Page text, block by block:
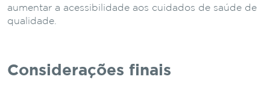
aumentar a acessibilidade aos cuidados de saúde de
qualidade.
Considerações finais